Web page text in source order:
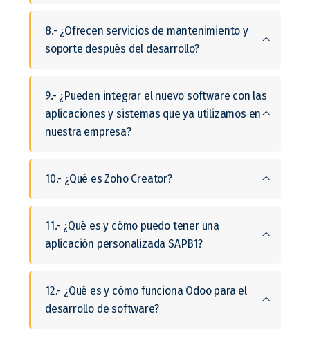
8.- ¿Ofrecen servicios de mantenimiento y
soporte después del desarrollo?
9.- ¿Pueden integrar el nuevo software con las
aplicaciones y sistemas que ya utilizamos en
nuestra empresa?
10.- ¿Qué es Zoho Creator?
11.- ¿Qué es y cómo puedo tener una
aplicación personalizada SAPB1?
12.- ¿Qué es y cómo funciona Odoo para el
desarrollo de software?